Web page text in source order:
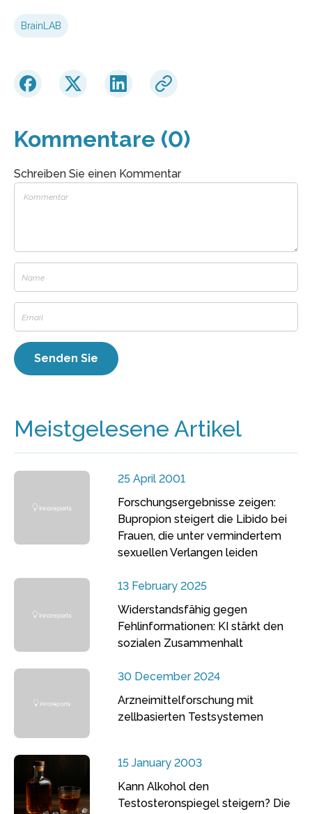
BrainLAB
Kommentare (0)
Schreiben Sie einen Kommentar
Meistgelesene Artikel
25 April 2001
Forschungsergebnisse zeigen:
Bupropion steigert die Libido bei
Frauen, die unter vermindertem
sexuellen Verlangen leiden
13 February 2025
Widerstandsfähig gegen
Fehlinformationen: KI stärkt den
sozialen Zusammenhalt
30 December 2024
Arzneimittelforschung mit
zellbasierten Testsystemen
15 January 2003
Kann Alkohol den
Testosteronspiegel steigern? Die